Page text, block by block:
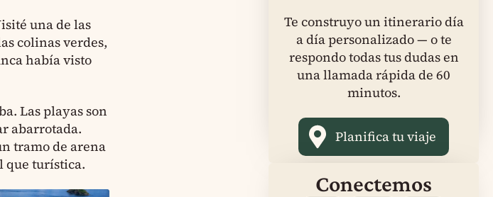
una de las
colinas verdes,
había visto
Las playas son
abarrotada.
tramo de arena
que turística.
Te construyo un itinerario día
a día personalizado — o te
respondo todas tus dudas en
una llamada rápida de 60
minutos.
Planifica tu viaje
Conectemos